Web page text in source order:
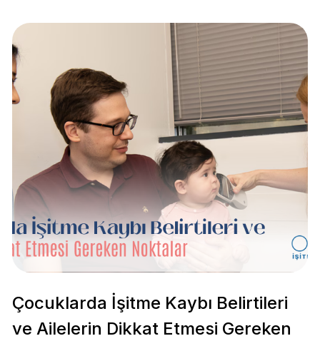
Çocuklarda İşitme Kaybı Belirtileri
ve Ailelerin Dikkat Etmesi Gereken